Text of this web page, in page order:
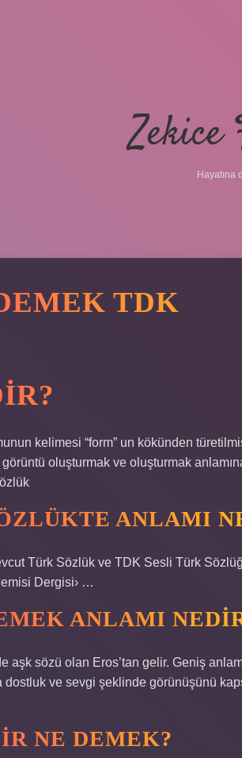
Hayatına
TDK
kelimesi “form” un kökünden
oluşturmak ve oluşturmak
ANLAMI
Türk Sözlük ve TDK Sesli Türk
Dergisi› …
ANLAMI
aşk sözü olan Eros’tan gelir. Geniş
dostluk ve sevgi şeklinde görünüşünü
NE DEMEK?